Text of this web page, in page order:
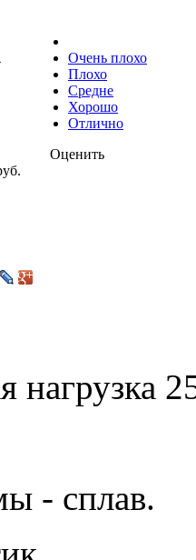
Очень плохо
Плохо
Средне
Хорошо
Отлично
Оценить
нагрузка
- сплав.